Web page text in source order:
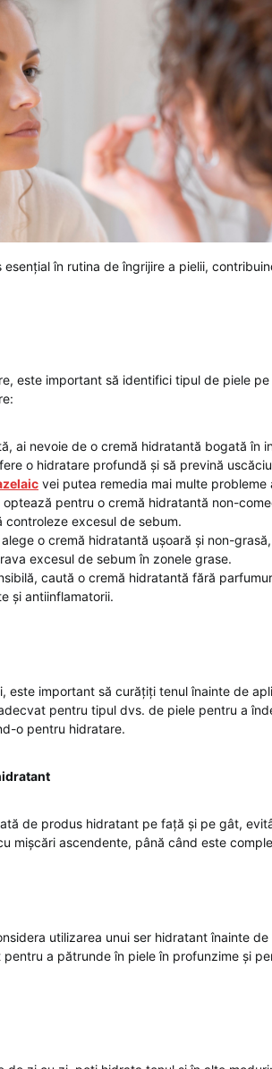
în rutina de îngrijire a pielii,
este important să identifici tipul de piele pe
ai nevoie de o cremă hidratantă bogată în
o hidratare profundă și să prevină
vei putea remedia mai multe probleme
optează pentru o cremă hidratantă non-
excesul de sebum.
o cremă hidratantă ușoară și non-
excesul de sebum în zonele grase.
caută o cremă hidratantă fără
și antiinflamatorii.
este important să curățiți tenul înainte de
pentru tipul dvs. de piele pentru a
o pentru hidratare.
de produs hidratant pe față și pe gât,
mișcări ascendente, până când este
utilizarea unui ser hidratant înainte
a pătrunde în piele în profunzime și